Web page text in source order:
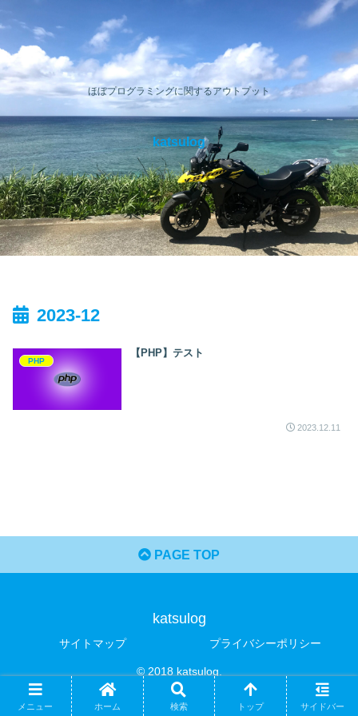
ほぼプログラミングに関するアウトプット
katsulog
2023-12
PHP
【PHP】テスト
2023.12.11
PAGE TOP
katsulog
サイトマップ プライバシーポリシー
© 2018 katsulog.
メニュー ホーム 検索 トップ サイドバー